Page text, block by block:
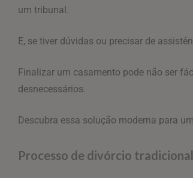
um tribunal.
E, se tiver dúvidas ou precisar de
Finalizar um casamento pode não ser
desnecessários.
Descubra essa solução moderna para
Processo de divórcio